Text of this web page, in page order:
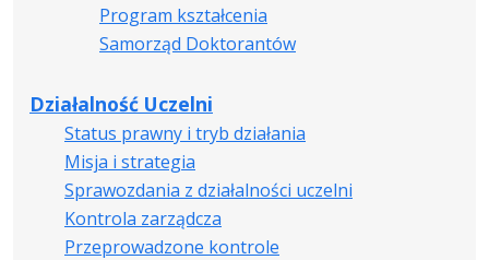
Program kształcenia
Samorząd Doktorantów
Działalność Uczelni
Status prawny i tryb działania
Misja i strategia
Sprawozdania z działalności uczelni
Kontrola zarządcza
Przeprowadzone kontrole